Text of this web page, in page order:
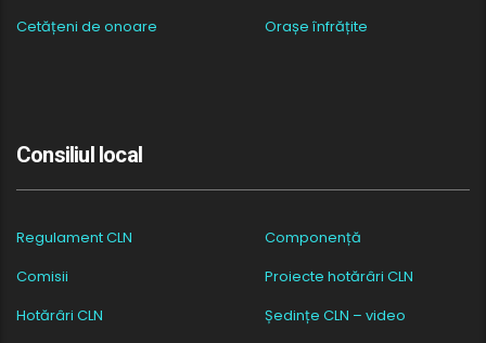
Cetățeni de onoare
Orașe înfrățite
Consiliul local
Regulament CLN
Componență
Comisii
Proiecte hotărâri CLN
Hotărâri CLN
Ședințe CLN – video